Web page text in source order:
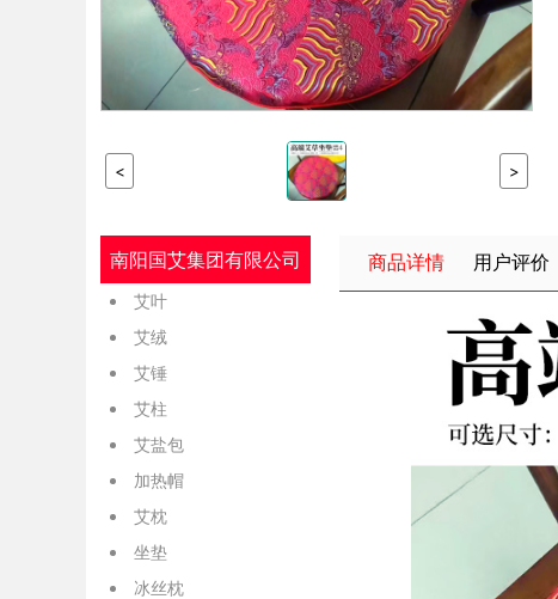
< >
南阳国艾集团有限公司
艾叶
艾绒
艾锤
艾柱
艾盐包
加热帽
艾枕
坐垫
冰丝枕
商品详情 用户评价